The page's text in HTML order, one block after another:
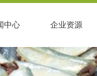
中心 企业资源